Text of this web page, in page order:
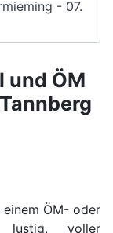
- 07.
und ÖM
ÖM- oder
lustig, voller